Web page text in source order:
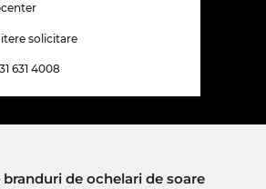
solicitare
631 4008
de ochelari de soare